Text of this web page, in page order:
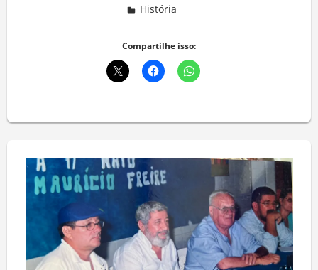
História
Compartilhe isso: